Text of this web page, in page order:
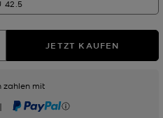
42.5
JETZT KAUFEN
zahlen mit
| PayPal